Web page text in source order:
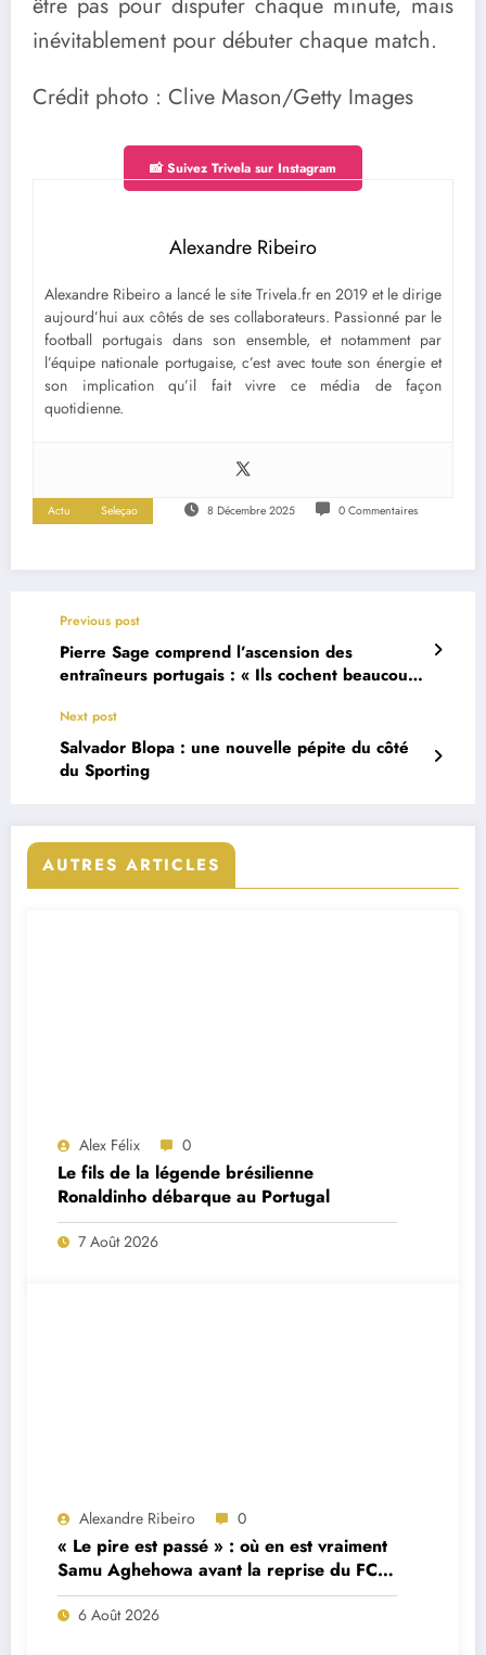
être pas pour disputer chaque minute, mais
inévitablement pour débuter chaque match.
Crédit photo : Clive Mason/Getty Images
📸 Suivez Trivela sur Instagram
Alexandre Ribeiro
Alexandre Ribeiro a lancé le site Trivela.fr en 2019 et le dirige
aujourd’hui aux côtés de ses collaborateurs. Passionné par le
football portugais dans son ensemble, et notamment par
l’équipe nationale portugaise, c’est avec toute son énergie et
son implication qu’il fait vivre ce média de façon
quotidienne.
Actu Seleçao 8 Décembre 2025 0 Commentaires
Previous post
Pierre Sage comprend l’ascension des
entraîneurs portugais : « Ils cochent beaucoup
Next post
Salvador Blopa : une nouvelle pépite du côté
du Sporting
AUTRES ARTICLES
Alex Félix 0
Le fils de la légende brésilienne
Ronaldinho débarque au Portugal
7 Août 2026
Alexandre Ribeiro 0
« Le pire est passé » : où en est vraiment
Samu Aghehowa avant la reprise du FC
Porto ?
6 Août 2026